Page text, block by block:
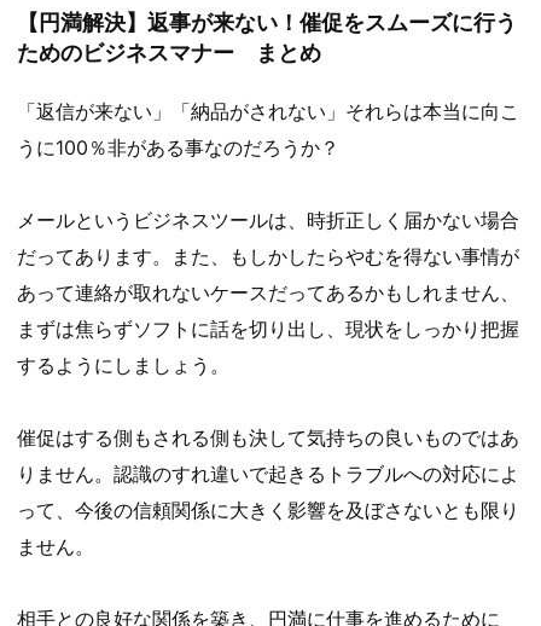
【円満解決】返事が来ない！催促をスムーズに行う
ためのビジネスマナー まとめ
「返信が来ない」「納品がされない」それらは本当に向こ
うに100％非がある事なのだろうか？
メールというビジネスツールは、時折正しく届かない場合
だってあります。また、もしかしたらやむを得ない事情が
あって連絡が取れないケースだってあるかもしれません、
まずは焦らずソフトに話を切り出し、現状をしっかり把握
するようにしましょう。
催促はする側もされる側も決して気持ちの良いものではあ
りません。認識のすれ違いで起きるトラブルへの対応によ
って、今後の信頼関係に大きく影響を及ぼさないとも限り
ません。
相手との良好な関係を築き、円満に仕事を進めるために